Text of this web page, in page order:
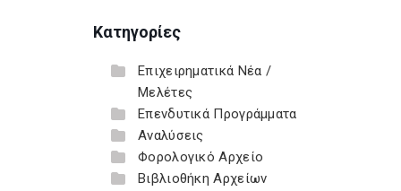
Κατηγορίες
Επιχειρηματικά Νέα /
Μελέτες
Επενδυτικά Προγράμματα
Αναλύσεις
Φορολογικό Αρχείο
Βιβλιοθήκη Αρχείων